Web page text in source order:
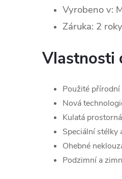
Vyrobeno v:
Záruka: 2 roky
Vlastnosti
Použité
Nová
Kulatá
Speciální
Ohebné
Podzimní a